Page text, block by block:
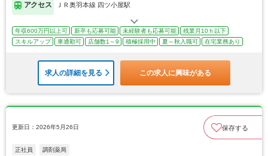
アクセス ＪＲ奥羽本線 四ツ小屋駅
年収600万円以上可 新卒も応募可能 未経験者も応募可能
残業月10ｈ以下
スキルアップ
車通勤可 店舗数1～9 積極採用中 夏～秋入職可 在宅業務あり
求人の詳細を見る この求人に興味がある
更新日：2026年5月26日 保存する
正社員 調剤薬局